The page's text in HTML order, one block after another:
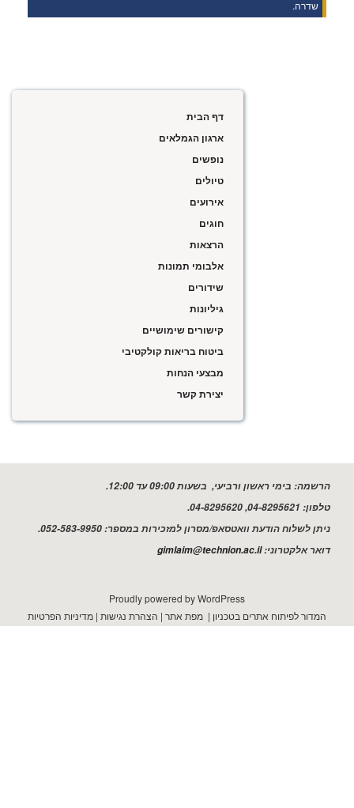
דף הבית
ארגון הגמלאים
אלבומי תמונות
שידורים
קישורים שימושיים
ביטוח בריאות קולקטיבי
מבצעי הנחות
יצירת קשר
בימי ראשון ורביעי, בשעות 09:00 עד 12:00.
לשלוח הודעת וואטסאפ/מסרון למזכירות במספר: 052-583-9950.
אלקטרוני:gimlaim@technion.ac.il
Proudly powered by WordPress
לפיתוח אתרים בטכניון|מפת אתר|הצהרת נגישות| מדיניות הפרטיות